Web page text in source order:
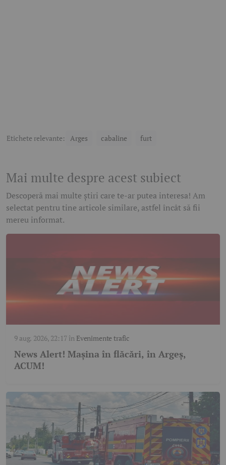
Etichete relevante: Arges cabaline furt
Mai multe despre acest subiect
Descoperă mai multe știri care te-ar putea interesa! Am
selectat pentru tine articole similare, astfel încât să fii
mereu informat.
9 aug. 2026, 22:17în Evenimente trafic
News Alert! Mașina în flăcări, în Argeș,
ACUM!